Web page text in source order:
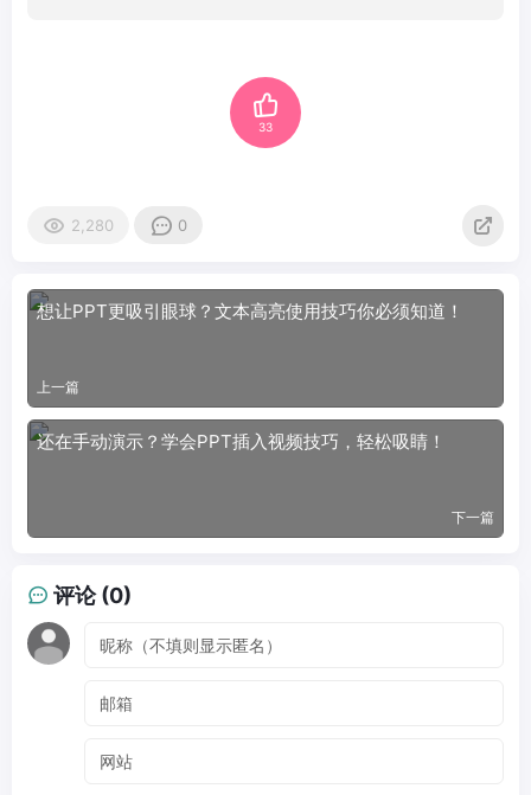
33
2,280 0
想让PPT更吸引眼球？文本高亮使用技巧你必须知道！
上一篇
还在手动演示？学会PPT插入视频技巧，轻松吸睛！
下一篇
评论 (0)